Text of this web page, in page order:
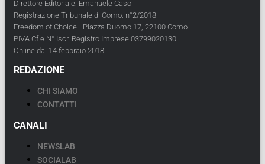
Direttore Editoriale: Emanuele Caso
Registrazione Tribunale di Como: n°2/2018
Freedom of Choice - Piazza Duomo 17, 22100 Como
PIVA Cf e N° Iscr. Registro Imprese 03799020130
Online dal 14 febbraio 2018
REDAZIONE
CHI SIAMO
CONTATTI
CANALI
NEWSLAB
SOCIALAB